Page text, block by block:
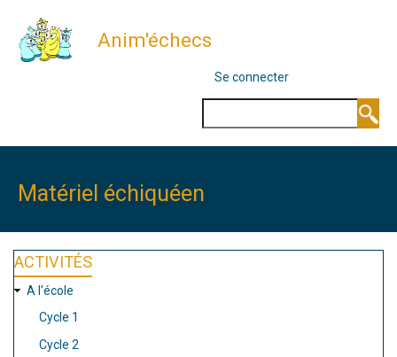
contenu
Anim'échecs
MENU
COMPTE
DE
Se connecter
Matériel échiquéen
ACTIVITÉS
A l'école
Cycle 1
Cycle 2